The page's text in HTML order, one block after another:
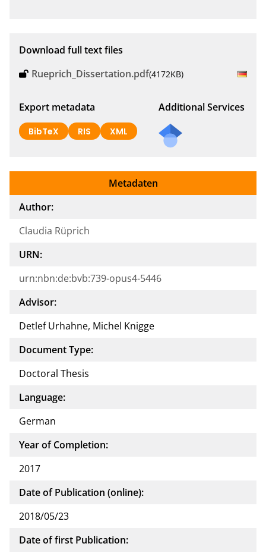
Download full text files
Rueprich_Dissertation.pdf(4172KB)
Export metadata
BibTeX RIS XML
Additional Services
Metadaten
Author:
Claudia Rüprich
URN:
urn:nbn:de:bvb:739-opus4-5446
Advisor:
Detlef Urhahne, Michel Knigge
Document Type:
Doctoral Thesis
Language:
German
Year of Completion:
2017
Date of Publication (online):
2018/05/23
Date of first Publication: